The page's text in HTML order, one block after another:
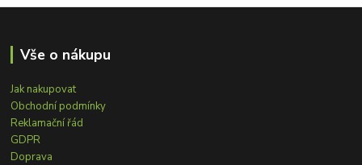
Vše o nákupu
Jak nakupovat
Obchodní podmínky
Reklamační řád
GDPR
Doprava